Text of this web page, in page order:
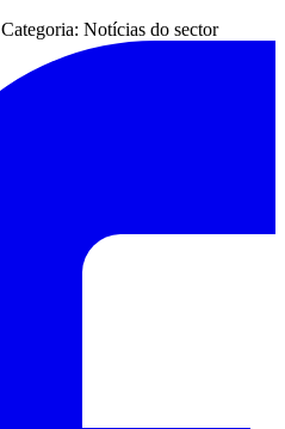
Categoria: Notícias do sector